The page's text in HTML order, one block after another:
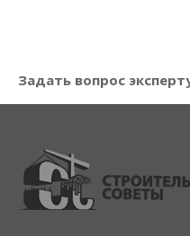
Задать вопрос